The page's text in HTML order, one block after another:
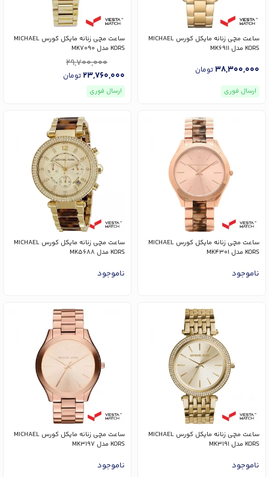
ساعت مچی زنانه مایکل کورس MICHAEL
KORS مدل MK6911
38,300,000تومان
ارسال فوری
ساعت مچی زنانه مایکل کورس MICHAEL
KORS مدل MK7090
29,700,000
23,760,000تومان
ارسال فوری
ساعت مچی زنانه مایکل کورس MICHAEL
KORS مدل MK4301
ناموجود
ساعت مچی زنانه مایکل کورس MICHAEL
KORS مدل MK5688
ناموجود
ساعت مچی زنانه مایکل کورس MICHAEL
KORS مدل MK3191
ناموجود
ساعت مچی زنانه مایکل کورس MICHAEL
KORS مدل MK3197
ناموجود